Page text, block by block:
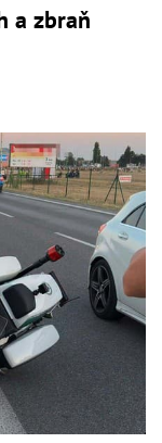
a zbraň